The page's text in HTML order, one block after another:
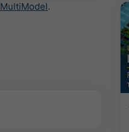
MultiModel.